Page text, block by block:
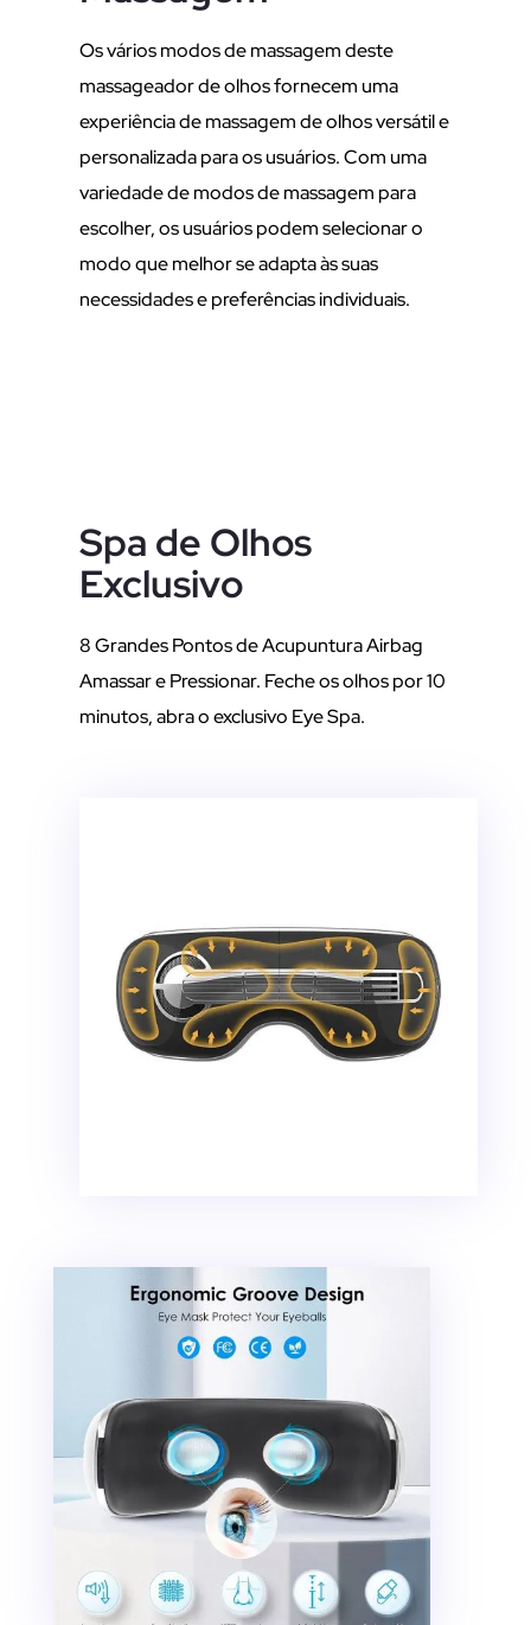
Os vários modos de massagem deste
massageador de olhos fornecem uma
experiência de massagem de olhos versátil e
personalizada para os usuários. Com uma
variedade de modos de massagem para
escolher, os usuários podem selecionar o
modo que melhor se adapta às suas
necessidades e preferências individuais.
Spa de Olhos
Exclusivo
8 Grandes Pontos de Acupuntura Airbag
Amassar e Pressionar. Feche os olhos por 10
minutos, abra o exclusivo Eye Spa.